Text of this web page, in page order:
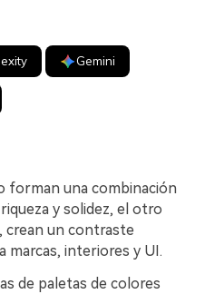
Gemini
forman una combinación
y solidez, el otro
crean un contraste
interiores y UI.
de paletas de colores